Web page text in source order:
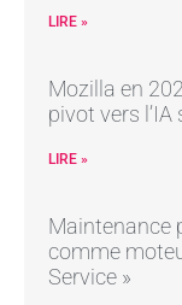
LIRE »
Mozilla en
pivot vers
LIRE »
Maintenance
comme
Service »